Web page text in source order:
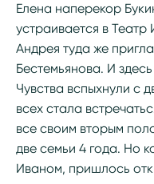
Елена наперекор
устраивается в Театр
Андрея туда же
Бестемьянова. И
Чувства вспыхнули с
всех стала
все своим вторым
две семьи 4 года. Но
Иваном, пришлось